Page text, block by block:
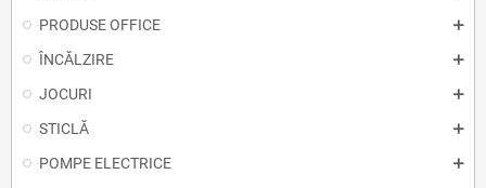
PRODUSE OFFICE
ÎNCĂLZIRE
JOCURI
STICLĂ
POMPE ELECTRICE